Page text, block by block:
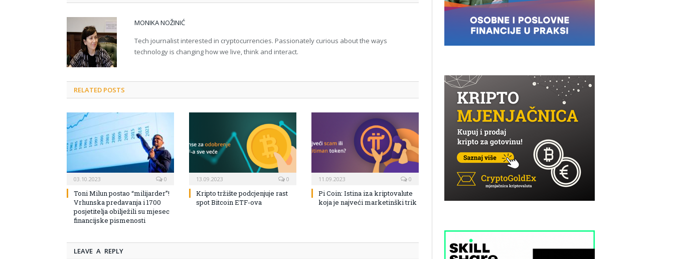
MONIKA NOŽINIĆ
Tech journalist interested in cryptocurrencies. Passionately curious about the ways
technology is changing how we live, think and interact.
RELATED POSTS
03.10.2023 0
Toni Milun postao “milijarder”!
Vrhunska predavanja i 1700
posjetitelja obilježili su mjesec
financijske pismenosti
13.09.2023 0
Kripto tržište podcjenjuje rast
spot Bitcoin ETF-ova
11.09.2023 0
Pi Coin: Istina iza kriptovalute
koja je najveći marketinški trik
LEAVE A REPLY